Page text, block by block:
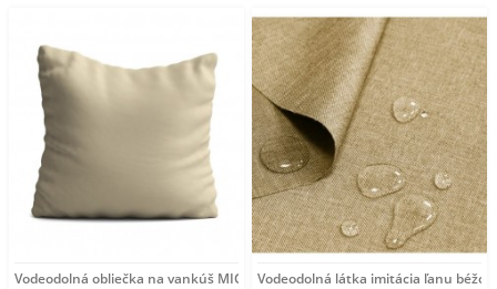
Vodeodolná obliečka na vankúš MIG17 béžová Béžová
Vodeodolná látka imitácia ľanu